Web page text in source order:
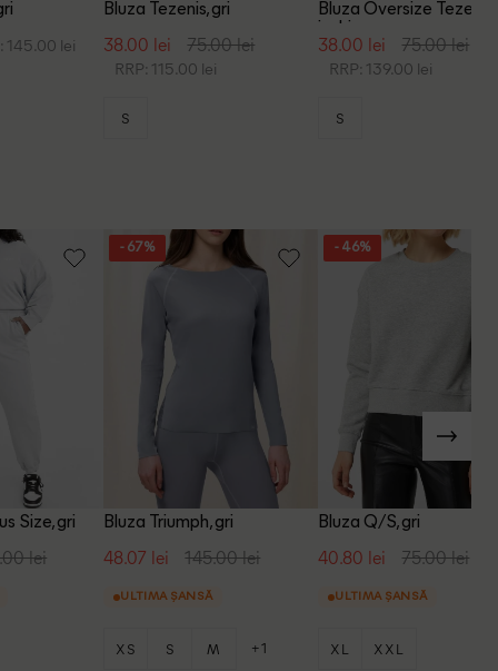
145.00 lei
Bluza Tezenis, gri
38.00 lei 75.00 lei
RRP: 115.00 lei
S
Bluza Oversize Tezenis,
inchis
38.00 lei 75.00 lei
RRP: 139.00 lei
S
Size, gri
lei
- 67%
Bluza Triumph, gri
48.07 lei 145.00 lei
ULTIMA ȘANSĂ
XS S M +1
- 46%
Bluza Q/S, gri
40.80 lei 75.00 lei
ULTIMA ȘANSĂ
XL XXL